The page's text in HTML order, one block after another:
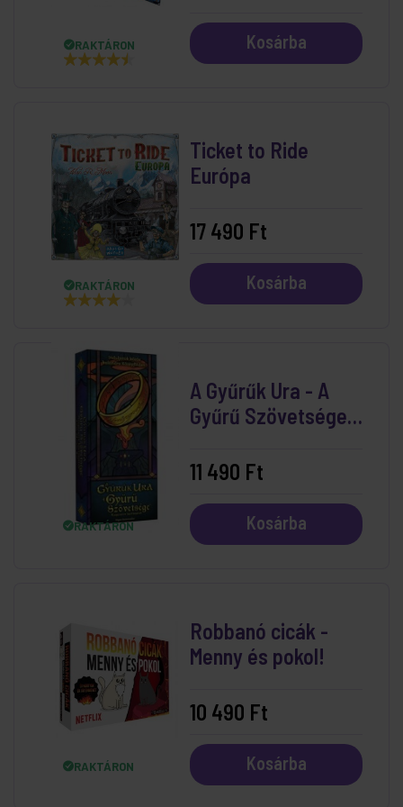
RAKTÁRON Kosárba
RAKTÁRON
Ticket to Ride
Európa
17 490 Ft
Kosárba
RAKTÁRON
A Gyűrűk Ura - A
Gyűrű Szövetsége
11 490 Ft
Kosárba
RAKTÁRON
Robbanó cicák -
Menny és pokol!
10 490 Ft
Kosárba